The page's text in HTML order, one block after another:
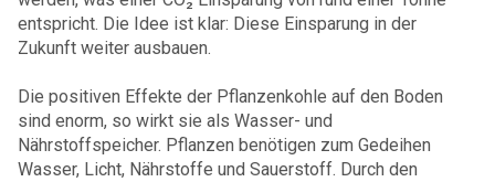
entspricht. Die Idee ist klar: Diese Einsparung in der
Zukunft weiter ausbauen.
Die positiven Effekte der Pflanzenkohle auf den Boden
sind enorm, so wirkt sie als Wasser- und
Nährstoffspeicher. Pflanzen benötigen zum Gedeihen
Wasser, Licht, Nährstoffe und Sauerstoff. Durch den